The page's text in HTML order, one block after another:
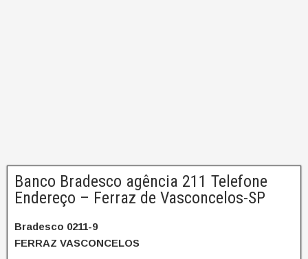
Banco Bradesco agência 211 Telefone
Endereço – Ferraz de Vasconcelos-SP
Bradesco 0211-9
FERRAZ VASCONCELOS